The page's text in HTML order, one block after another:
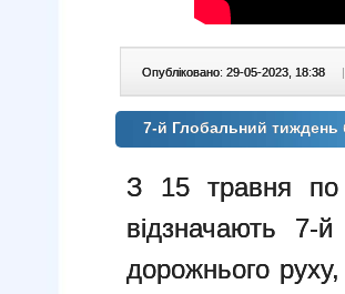
Опубліковано: 29-05-2023, 18:38 |
7-й Глобальний
З 15 травня по
відзначають 7-
дорожнього